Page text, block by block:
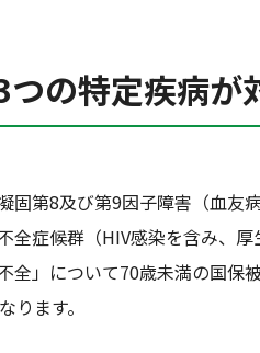
の特定疾病が
第8及び第9因子障害（血友病
全症候群（HIV感染を含み、
」について70歳未満の国保
ります。